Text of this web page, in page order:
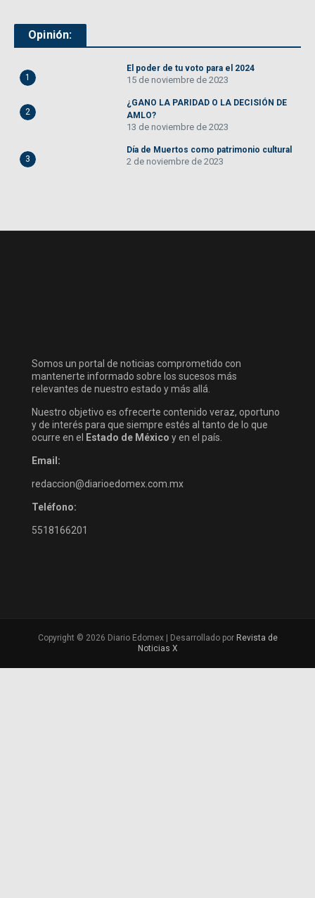
Opinión:
1
El poder de tu voto para el 2024
15 de noviembre de 2023
2
¿GANO LA PARIDAD O LA DECISIÓN DE
AMLO?
13 de noviembre de 2023
3
Día de Muertos como patrimonio cultural
2 de noviembre de 2023
Somos un portal de noticias comprometido con
mantenerte informado sobre los sucesos más
relevantes de nuestro estado y más allá.
Nuestro objetivo es ofrecerte contenido veraz, oportuno
y de interés para que siempre estés al tanto de lo que
ocurre en el
Estado de México y en el país.
Email:
redaccion@diarioedomex.com.mx
Teléfono:
5518166201
Copyright © 2026 Diario Edomex | Desarrollado por Revista de
Noticias X